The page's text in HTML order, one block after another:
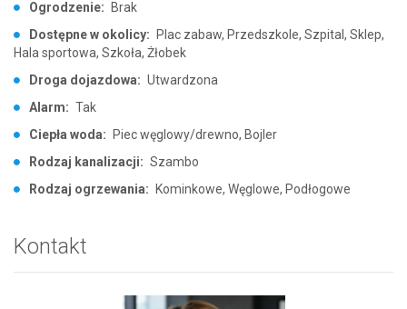
Ogrodzenie: Brak
Dostępne w okolicy: Plac zabaw, Przedszkole, Szpital, Sklep,
Hala sportowa, Szkoła, Żłobek
Droga dojazdowa: Utwardzona
Alarm: Tak
Ciepła woda: Piec węglowy/drewno, Bojler
Rodzaj kanalizacji: Szambo
Rodzaj ogrzewania: Kominkowe, Węglowe, Podłogowe
Kontakt